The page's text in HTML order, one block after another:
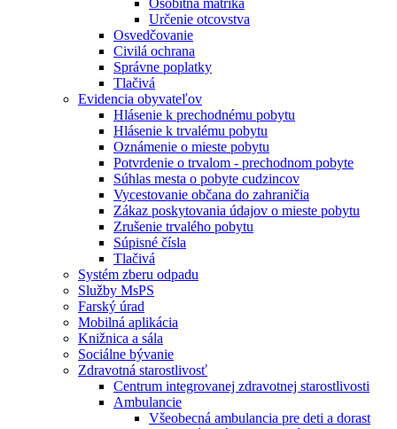
Osobitná matrika
Určenie otcovstva
Osvedčovanie
Civilá ochrana
Správne poplatky
Tlačivá
Evidencia obyvateľov
Hlásenie k prechodnému pobytu
Hlásenie k trvalému pobytu
Oznámenie o mieste pobytu
Potvrdenie o trvalom - prechodnom pobyte
Súhlas mesta o pobyte cudzincov
Vycestovanie občana do zahraničia
Zákaz poskytovania údajov o mieste pobytu
Zrušenie trvalého pobytu
Súpisné čísla
Tlačivá
Systém zberu odpadu
Služby MsPS
Farský úrad
Mobilná aplikácia
Knižnica a sála
Sociálne bývanie
Zdravotná starostlivosť
Centrum integrovanej zdravotnej starostlivosti
Ambulancie
Všeobecná ambulancia pre deti a dorast